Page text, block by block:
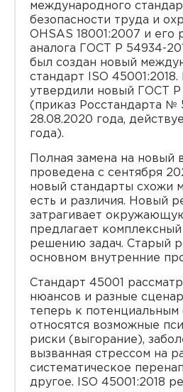
международного
безопасности труда и
OHSAS 18001:2007 и его
аналога ГОСТ Р 54934-
был создан новый
стандарт ISO
утвердили новый ГОСТ
(приказ Росстандарта №
28.08.2020 года,
года).
Полная замена на новый
проведена с сентября
новый стандарты схожи
есть и различия. Новый
затрагивает
предлагает
решению задач. Старый
основном внутренние
Стандарт 45001
нюансов и разные
теперь к потенциальным
относятся возможные
риски (выгорание),
вызванная стрессом на
систематическое
другое. ISO 45001:2018